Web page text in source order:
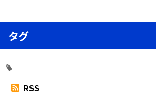
タグ
RSS